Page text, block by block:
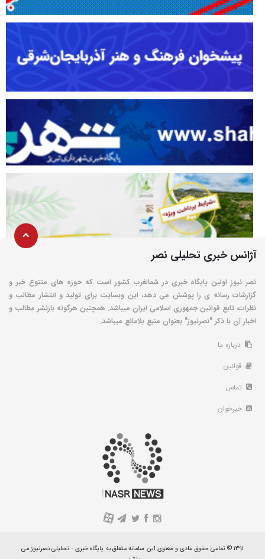
آژانس خبری تحلیلی نصر
نصر نیوز اولین پایگاه خبری در شمالغرب کشور است که حوزه های متنوع خبر و
گزارشات رسانه ی را پوشش می دهد، این وبسایت برای تولید و انتشار مطالب و
نظرات، تابع قوانین جمهوری اسلامی ایران میباشد. همچنین هرگونه بازنشر مطالب و
اخبار آن با ذکر "نصرنیوز" بعنوان منبع بلامانع میباشد.
درباره ما
قوانین
تماس
خبرخوان
A
۱۳۹۱ © تمامی حقوق مادی و معنوی این سامانه متعلق به پایگاه خبری - تحلیلی نصرنیوز می